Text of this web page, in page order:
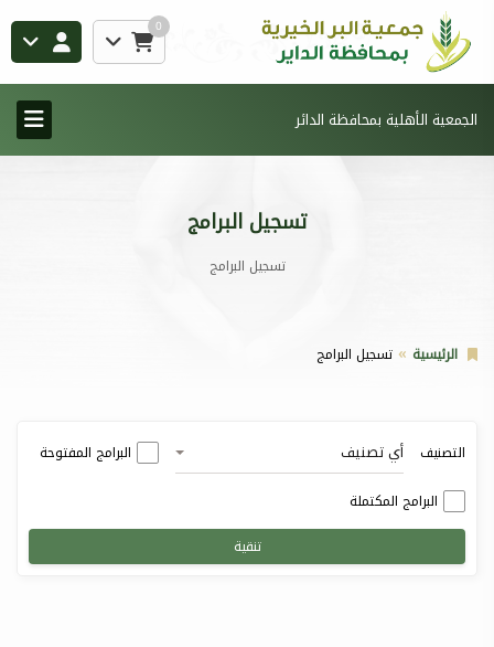
0
الجمعية الأهلية بمحافظة الدائر
تسجيل البرامج
تسجيل البرامج
الرئيسية تسجيل البرامج
التصنيف أي تصنيف
البرامج المفتوحة
البرامج المكتملة
تنقية